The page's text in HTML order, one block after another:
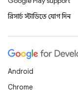
রিসার্চ স্টাডিতে যোগ দিন
Android
Chrome